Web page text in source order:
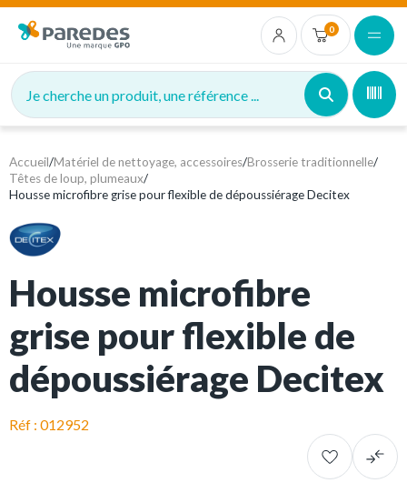
0
Je cherche un produit, une référence ...
Accueil/Matériel de nettoyage, accessoires/Brosserie traditionnelle/
Têtes de loup, plumeaux/
Housse microfibre grise pour flexible de dépoussiérage Decitex
Housse microfibre
grise pour flexible de
dépoussiérage Decitex
Réf : 012952